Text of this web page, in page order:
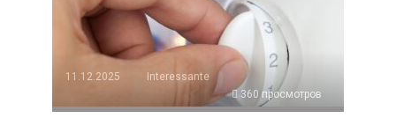
11.12.2025
Interessante
360 просмотров